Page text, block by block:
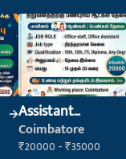
Assistant
Manager
Coimbatore
₹20000 - ₹35000